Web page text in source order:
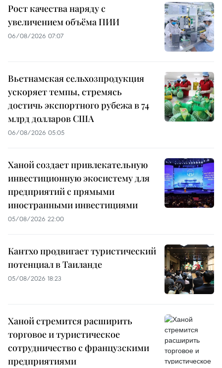
Рост качества наряду с
увеличением объёма ПИИ
06/08/2026 07:07
Вьетнамская сельхозпродукция
ускоряет темпы, стремясь
достичь экспортного рубежа в 74
млрд долларов США
06/08/2026 05:05
Ханой создает привлекательную
инвестиционную экосистему для
предприятий с прямыми
иностранными инвестициями
05/08/2026 22:00
Кантхо продвигает туристический
потенциал в Таиланде
05/08/2026 18:23
Ханой стремится расширить
торговое и туристическое
сотрудничество с французскими
предприятиями